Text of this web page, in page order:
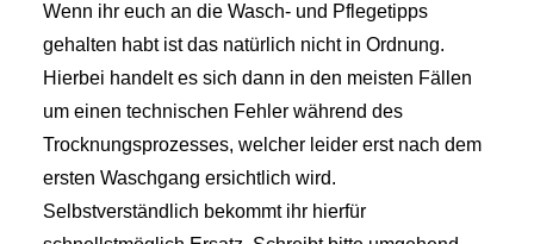
Wenn ihr euch an die Wasch- und Pflegetipps
gehalten habt ist das natürlich nicht in Ordnung.
Hierbei handelt es sich dann in den meisten Fällen
um einen technischen Fehler während des
Trocknungsprozesses, welcher leider erst nach dem
ersten Waschgang ersichtlich wird.
Selbstverständlich bekommt ihr hierfür